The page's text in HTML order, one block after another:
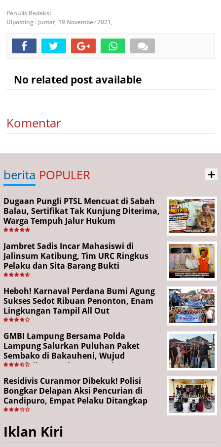
Redaksi
Diposting : Jumat, 19 November 2021,
No related post available
Komentar
berita POPULER +
Dugaan Pungli PTSL Mencuat di Sabah
Balau, Sertifikat Tak Kunjung Diterima,
Warga Tempuh Jalur Hukum
Jambret Sadis Incar Mahasiswi di
Jalinsum Katibung, Tim URC Ringkus
Pelaku dan Sita Barang Bukti
Heboh! Karnaval Perdana Bumi Agung
Sukses Sedot Ribuan Penonton, Enam
Lingkungan Tampil All Out
GMBI Lampung Bersama Polda
Lampung Salurkan Puluhan Paket
Sembako di Bakauheni, Wujud
Kepedulian Sambut HUT RI ke-81
Residivis Curanmor Dibekuk! Polisi
Bongkar Delapan Aksi Pencurian di
Candipuro, Empat Pelaku Ditangkap
Iklan Kiri